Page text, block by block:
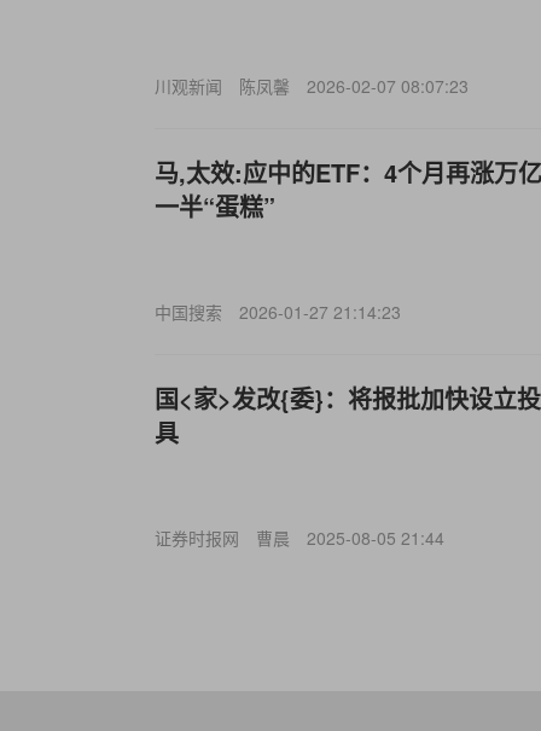
川观新闻 陈凤馨 2026-02-07 08:07:23
马,太效:应中的ETF：4个月再涨万
一半“蛋糕”
中国搜索 2026-01-27 21:14:23
国<家>发改{委}：将报批加快设立
具
证券时报网 曹晨 2025-08-05 21:44